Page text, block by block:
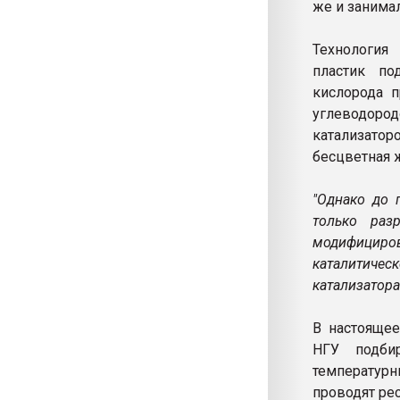
же и
пластик
кислорода
бесцветная
"Однако до
только
В
НГУ
проводят